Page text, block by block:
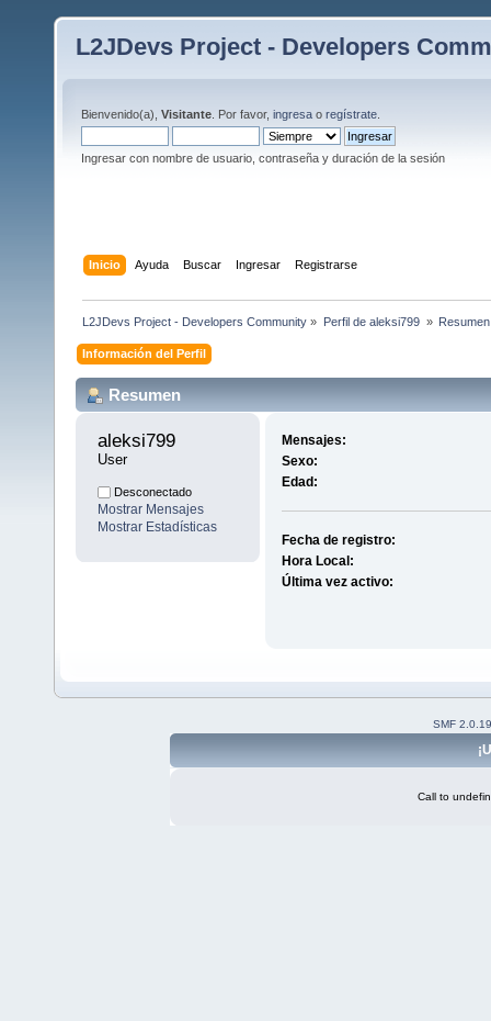
L2JDevs Project - Developers
Bienvenido(a), Visitante . Por favor, ingresa o regístrate
Ingresar con nombre de usuario, contraseña y duración de la sesión
Inicio Ayuda Buscar Ingresar Registrarse
L2JDevs Project - Developers Community » Perfil de aleksi799 » Resumen
Información del Perfil
Resumen
aleksi799
User
Desconectado
Mostrar Mensajes
Mostrar Estadísticas
Mensajes:
Sexo:
Edad:
Fecha de registro:
Hora Local:
Última vez activo:
SMF 2.0.19
Call to